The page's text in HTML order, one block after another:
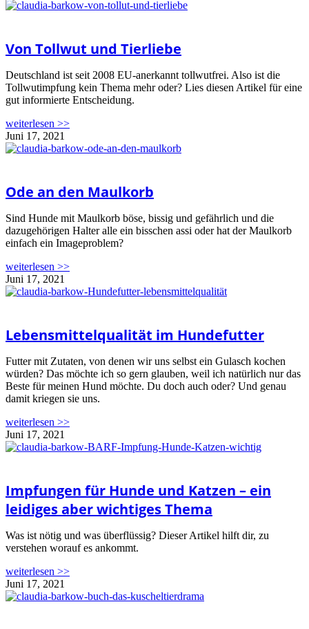
Von Tollwut und Tierliebe
Deutschland ist seit 2008 EU-anerkannt tollwutfrei. Also ist die
Tollwutimpfung kein Thema mehr oder? Lies diesen Artikel für eine
gut informierte Entscheidung.
weiterlesen >>
Juni 17, 2021
Ode an den Maulkorb
Sind Hunde mit Maulkorb böse, bissig und gefährlich und die
dazugehörigen Halter alle ein bisschen assi oder hat der Maulkorb
einfach ein Imageproblem?
weiterlesen >>
Juni 17, 2021
Lebensmittelqualität im Hundefutter
Futter mit Zutaten, von denen wir uns selbst ein Gulasch kochen
würden? Das möchte ich so gern glauben, weil ich natürlich nur das
Beste für meinen Hund möchte. Du doch auch oder? Und genau
damit kriegen sie uns.
weiterlesen >>
Juni 17, 2021
Impfungen für Hunde und Katzen – ein
leidiges aber wichtiges Thema
Was ist nötig und was überflüssig? Dieser Artikel hilft dir, zu
verstehen worauf es ankommt.
weiterlesen >>
Juni 17, 2021